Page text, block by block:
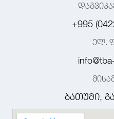
+995
ელ.
ბათუმი,